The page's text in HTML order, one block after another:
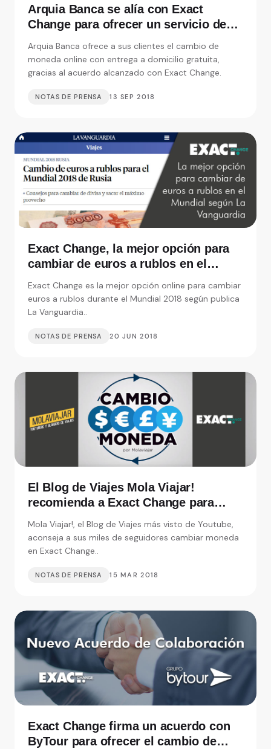
Arquia Banca se alía con Exact
Change para ofrecer un servicio de
cambio de moneda con entrega a
domicilio
Arquia Banca ofrece a sus clientes el cambio de
moneda online con entrega a domicilio gratuita,
gracias al acuerdo alcanzado con Exact Change.
NOTAS DE PRENSA 13 SEP 2018
Exact Change, la mejor opción para
cambiar de euros a rublos en el
Exact Change es la mejor opción online para cambiar
euros a rublos durante el Mundial 2018 según publica
La Vanguardia..
NOTAS DE PRENSA 20 JUN 2018
El Blog de Viajes Mola Viajar!
recomienda a Exact Change para
Mola Viajar!, el Blog de Viajes más visto de Youtube,
aconseja a sus miles de seguidores cambiar moneda
en Exact Change..
NOTAS DE PRENSA 15 MAR 2018
Exact Change firma un acuerdo con
ByTour para ofrecer el cambio de